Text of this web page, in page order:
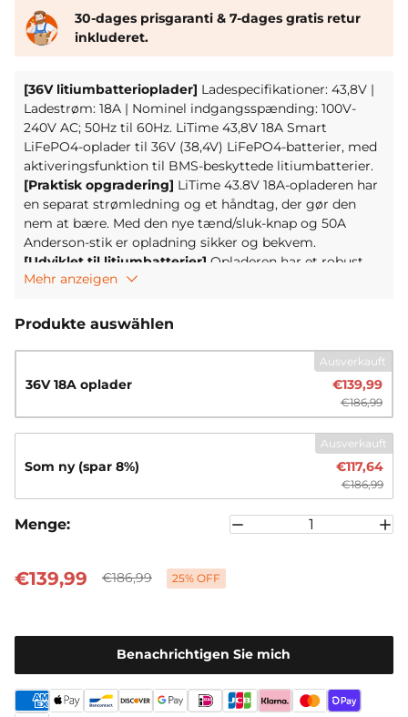
30-dages prisgaranti & 7-dages gratis retur
inkluderet.
[36V litiumbatterioplader] Ladespecifikationer: 43,8V |
Ladestrøm: 18A | Nominel indgangsspænding: 100V-
240V AC; 50Hz til 60Hz. LiTime 43,8V 18A Smart
LiFePO4-oplader til 36V (38,4V) LiFePO4-batterier, med
aktiveringsfunktion til BMS-beskyttede litiumbatterier.
[Praktisk opgradering] LiTime 43.8V 18A-opladeren har
en separat strømledning og et håndtag, der gør den
nem at bære. Med den nye tænd/sluk-knap og 50A
Anderson-stik er opladning sikker og bekvem.
[Udviklet til litiumbatterier] Opladeren har et robust
design og leveres med opladningskabler.
36V (38,4V) LiFePO4-batterier.
RoHS-certificeringer tilbyder opladeren automatisk skift
mellem CC, CV og nedlukning. Den har
flertrinsbeskyttelse mod overtemperatur, omvendt
polaritet, kortslutninger og overspænding.
Mehr anzeigen
Produkte auswählen
36V 18A oplader €139,99
€186,99
Ausverkauft
Som ny (spar 8%) €117,64
€186,99
Ausverkauft
Menge:
€139,99 €186,99 25% OFF
Benachrichtigen Sie mich